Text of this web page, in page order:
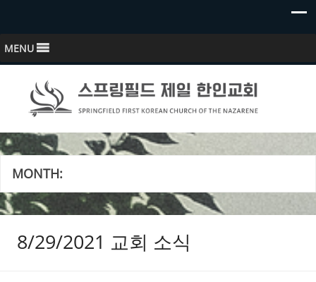
MENU
스프링필드 제일한인교회
Springfield First Korean Church of the Nazarene
MONTH:
8/29/2021 교회 소식